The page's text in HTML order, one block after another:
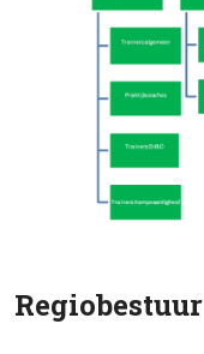
Regiobestuur